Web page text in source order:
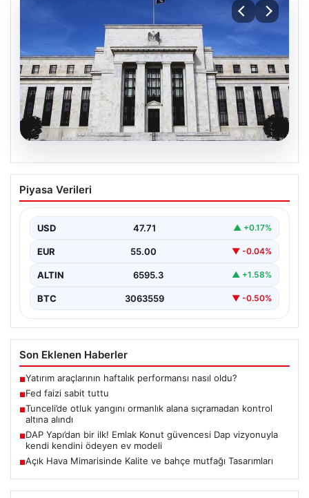
Fed faizi sabit tuttu
Piyasa Verileri
USD 47.71 ▲ +0.17%
EUR 55.00 ▼ -0.04%
ALTIN 6595.3 ▲ +1.58%
BTC 3063559 ▼ -0.50%
Son Eklenen Haberler
■Yatırım araçlarının haftalık performansı nasıl oldu?
■Fed faizi sabit tuttu
■Tunceli’de otluk yangını ormanlık alana sıçramadan kontrol
altına alındı
■DAP Yapı’dan bir ilk! Emlak Konut güvencesi Dap vizyonuyla
kendi kendini ödeyen ev modeli
■Açık Hava Mimarisinde Kalite ve bahçe mutfağı Tasarımları